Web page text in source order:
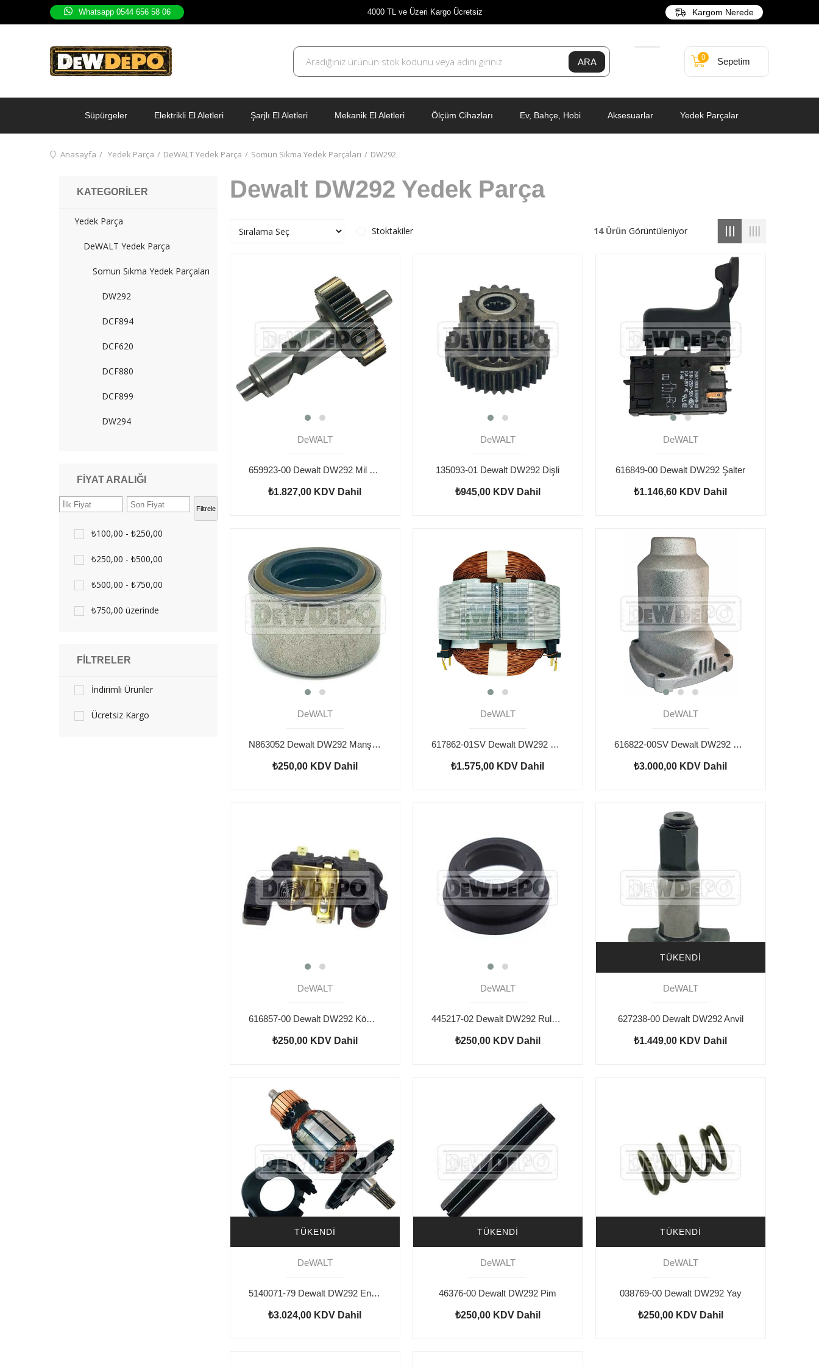
Whatsapp 0544 656 58 06 4000 TL ve Üzeri Kargo Ücretsiz Kargom Nerede
Sepetim
0
Süpürgeler Elektrikli El Aletleri Şarjlı El Aletleri Mekanik El Aletleri Ölçüm Cihazları Ev, Bahçe, Hobi Aksesuarlar Yedek Parçalar
Anasayfa Yedek Parça DeWALT Yedek Parça Somun Sıkma Yedek Parçaları DW292
KATEGORILER
Yedek Parça
DeWALT Yedek Parça
Somun Sıkma Yedek Parçaları
DW292
DCF894
DCF620
DCF880
DCF899
DW294
FIYAT ARALIĞI
Filtrele
₺100,00 - ₺250,00
₺250,00 - ₺500,00
₺500,00 - ₺750,00
₺750,00 üzerinde
FILTRELER
İndirimli Ürünler
Ücretsiz Kargo
Dewalt DW292 Yedek Parça
Stoktakiler 14 Ürün
DeWALT
659923-00 Dewalt DW292 Mil Dişli
₺1.827,00 KDV Dahil
DeWALT
135093-01 Dewalt DW292 Dişli
₺945,00 KDV Dahil
DeWALT
616849-00 Dewalt DW292 Şalter
₺1.146,60 KDV Dahil
DeWALT
N863052 Dewalt DW292 Manşon
₺250,00 KDV Dahil
DeWALT
617862-01SV Dewalt DW292 Yastık
₺1.575,00 KDV Dahil
DeWALT
616822-00SV Dewalt DW292 Dişli Kutusu
₺3.000,00 KDV Dahil
DeWALT
616857-00 Dewalt DW292 Kömür Yuvası
₺250,00 KDV Dahil
DeWALT
445217-02 Dewalt DW292 Rulman Lastik
₺250,00 KDV Dahil
TÜKENDI
DeWALT
627238-00 Dewalt DW292 Anvil
₺1.449,00 KDV Dahil
TÜKENDI
DeWALT
5140071-79 Dewalt DW292 Endüvi
₺3.024,00 KDV Dahil
TÜKENDI
DeWALT
46376-00 Dewalt DW292 Pim
₺250,00 KDV Dahil
TÜKENDI
DeWALT
038769-00 Dewalt DW292 Yay
₺250,00 KDV Dahil